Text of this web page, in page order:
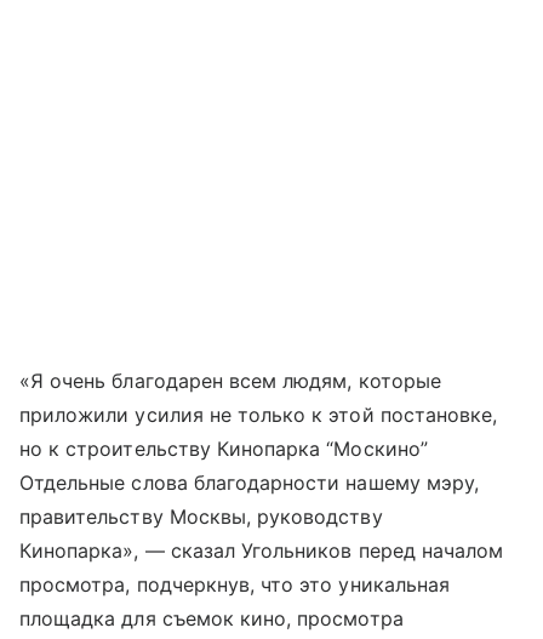
«Я очень благодарен всем людям, которые
приложили усилия не только к этой постановке,
но к строительству Кинопарка “Москино”
Отдельные слова благодарности нашему мэру,
правительству Москвы, руководству
Кинопарка», — сказал Угольников перед началом
просмотра, подчеркнув, что это уникальная
площадка для съемок кино, просмотра